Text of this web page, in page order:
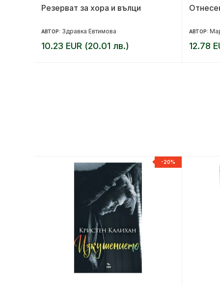
Резерват за хора и вълци
АВТОР: Здравка Евтимова
10.23 EUR (20.01 лв.)
АВТОР:
12.78
-20%